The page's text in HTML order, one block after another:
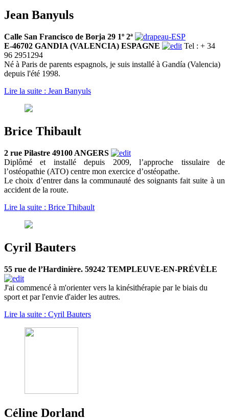
Jean Banyuls
Calle San Francisco de Borja 29 1º 2ª
E-46702 GANDIA (VALENCIA) ESPAGNE
Tel : + 34
96 2951294
Né à Paris de parents espagnols, je suis installé à Gandía (Valencia)
depuis l'été 1998.
Lire la suite : Jean Banyuls
Brice Thibault
2 rue Pilastre 49100 ANGERS
Diplômé et installé depuis 2009, l’approche tissulaire de
l’ostéopathie (ATO) centre mon exercice d’ostéopathe.
Le choix d’entrer dans la communauté des soignants fait suite à un
accident de la route.
Lire la suite : Brice Thibault
Cyril Bauters
55 rue de l’Hardinière. 59242 TEMPLEUVE-EN-PRÉVÈLE
J'ai commencé à m'orienter vers la kinésithérapie par le biais du
sport et par l'envie d'aider les autres.
Lire la suite : Cyril Bauters
Céline Dorland